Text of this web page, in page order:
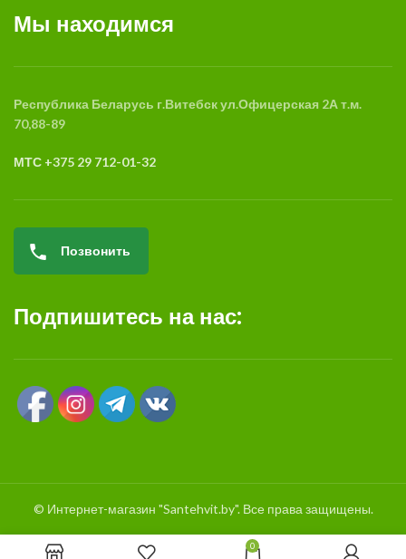
Мы находимся
Республика Беларусь г.Витебскул.Офицерская 2Ат.м.
70,88-89
МТС +375 29 712-01-32
Позвонить
Подпишитесь на нас:
© Интернет-магазин "Santehvit.by". Все права защищены.
0